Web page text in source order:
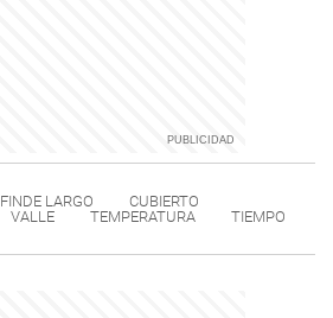
FINDE LARGO
CUBIERTO
VALLE TEMPERATURA TIEMPO